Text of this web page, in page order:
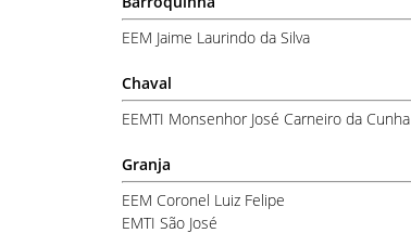
EEM Jaime Laurindo da Silva
Chaval
EEMTI Monsenhor José Carneiro da Cunha
Granja
EEM Coronel Luiz Felipe
EMTI São José